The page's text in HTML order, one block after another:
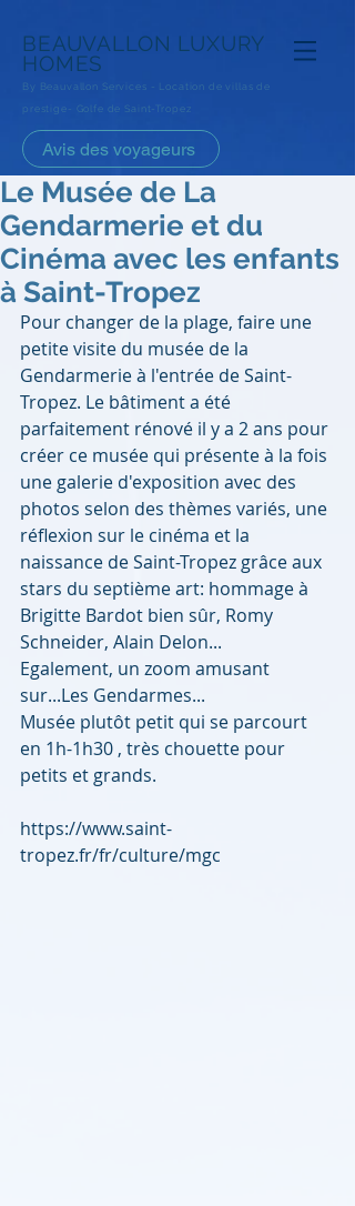
BEAUVALLON LUXURY
HOMES
By Beauvallon Services - Loca tion de villas de
prestige- Golfe de Saint-Tropez
Avis des voyageurs
Le Musée de La
Gendarmerie et du
Cinéma avec les enfants
à Saint-Tropez
Pour changer de la plage, faire une
petite visite du musée de la
Gendarmerie à l'entrée de Saint-
Tropez. Le bâtiment a été
parfaitement rénové il y a 2 ans pour
créer ce musée qui présente à la fois
une galerie d'exposition avec des
photos selon des thèmes variés, une
réflexion sur le cinéma et la
naissance de Saint-Tropez grâce aux
stars du septième art: hommage à
Brigitte Bardot bien sûr, Romy
Schneider, Alain Delon...
Egalement, un zoom amusant
sur...Les Gendarmes...
Musée plutôt petit qui se parcourt
en 1h-1h30 , très chouette pour
petits et grands.
https://www.saint-
tropez.fr/fr/culture/mgc